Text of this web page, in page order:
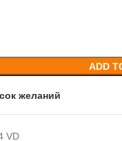
ADD
желаний
VD